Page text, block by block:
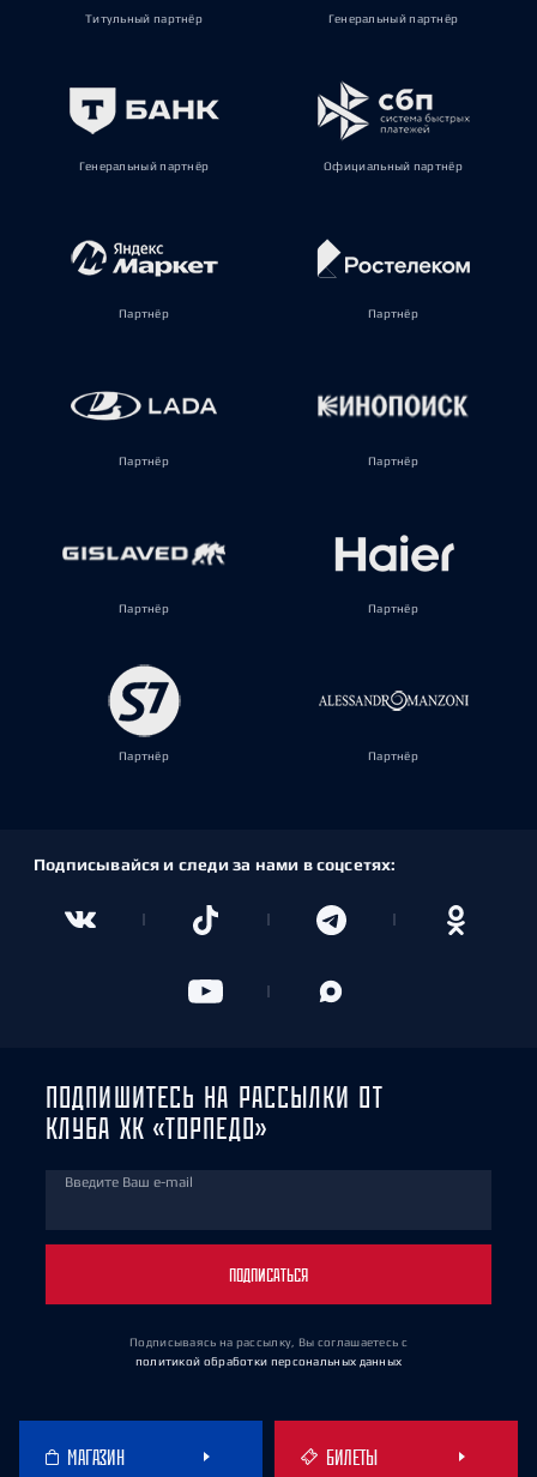
Титульный партнёр Генеральный партнёр
Генеральный партнёр Официальный партнёр
Партнёр Партнёр
Партнёр Партнёр
Партнёр Партнёр
Партнёр Партнёр
Подписывайся и следи за нами в соцсетях:
ПОДПИШИТЕСЬ НА РАССЫЛКИ ОТ
КЛУБА ХК «ТОРПЕДО»
Введите Ваш e-mail
ПОДПИСАТЬСЯ
Подписываясь на рассылку, Вы соглашаетесь с
политикой обработки персональных данных
МАГАЗИН БИЛЕТЫ